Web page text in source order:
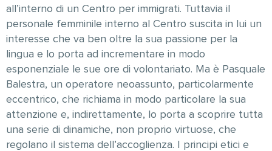
all’interno di un Centro per immigrati. Tuttavia il
personale femminile interno al Centro suscita in lui un
interesse che va ben oltre la sua passione per la
lingua e lo porta ad incrementare in modo
esponenziale le sue ore di volontariato. Ma è Pasquale
Balestra, un operatore neoassunto, particolarmente
eccentrico, che richiama in modo particolare la sua
attenzione e, indirettamente, lo porta a scoprire tutta
una serie di dinamiche, non proprio virtuose, che
regolano il sistema dell’accoglienza. I principi etici e